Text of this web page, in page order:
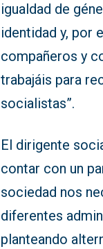
igualdad de
identidad y, por
compañeros y
trabajáis para
socialistas”.
El dirigente
contar con un
sociedad nos
diferentes
planteando